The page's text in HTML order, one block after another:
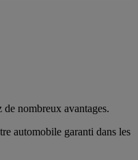
de nombreux avantages.
automobile garanti dans les